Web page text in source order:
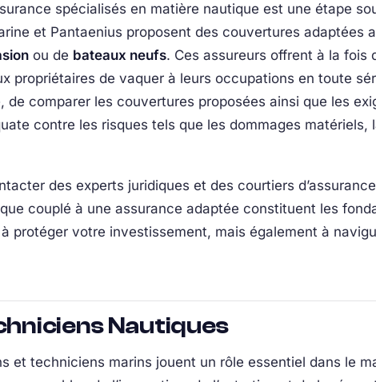
spécialisés en matière nautique est une étape
et Pantaenius proposent des couvertures adaptées
ou de bateaux neufs. Ces assureurs offrent à la fois
propriétaires de vaquer à leurs occupations en toute
de comparer les couvertures proposées ainsi que les
contre les risques tels que les dommages
des experts juridiques et des courtiers
couplé à une assurance adaptée constituent les
protéger votre investissement, mais également à
Nautiques
et techniciens marins jouent un rôle essentiel dans le